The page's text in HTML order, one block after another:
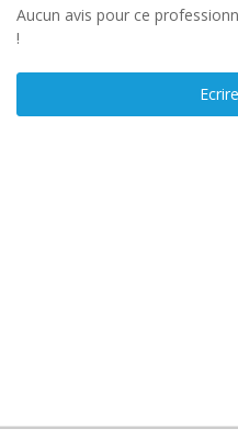
Aucun avis pour ce
!